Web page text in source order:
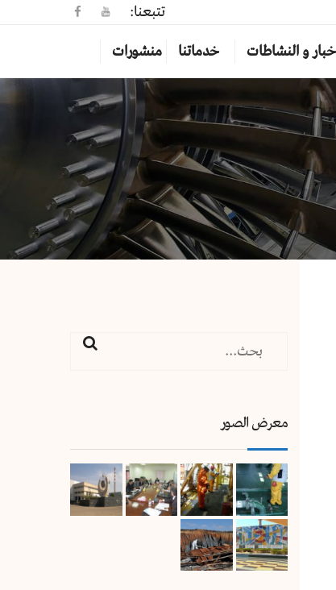
تتبعنا:
و النشاطات خدماتنا منشورات
معرض الصور